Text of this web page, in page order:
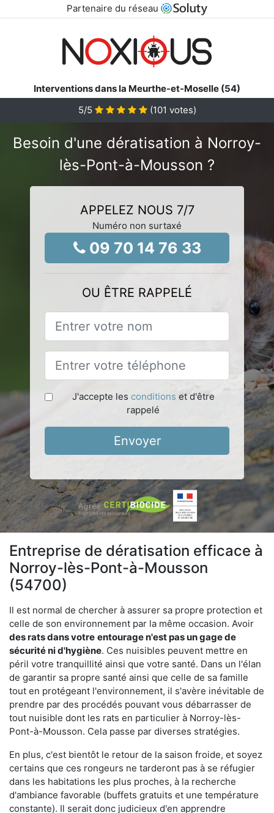
Partenaire du réseau
Interventions dans la Meurthe-et-Moselle (54)
5/5 (101 votes)
Besoin d'une dératisation à Norroy-
lès-Pont-à-Mousson ?
APPELEZ NOUS 7/7
Numéro non surtaxé
09 70 14 76 33
OU ÊTRE RAPPELÉ
J'accepte les conditions et d'être
rappelé
Envoyer
Entreprise de dératisation efficace à
Norroy-lès-Pont-à-Mousson
(54700)
Il est normal de chercher à assurer sa propre protection et
celle de son environnement par la même occasion. Avoir
des rats dans votre entourage n'est pas un gage de
sécurité ni d'hygiène. Ces nuisibles peuvent mettre en
péril votre tranquillité ainsi que votre santé. Dans un l'élan
de garantir sa propre santé ainsi que celle de sa famille
tout en protégeant l'environnement, il s'avère inévitable de
prendre par des procédés pouvant vous débarrasser de
tout nuisible dont les rats en particulier à Norroy-lès-
Pont-à-Mousson. Cela passe par diverses stratégies.
En plus, c'est bientôt le retour de la saison froide, et soyez
certains que ces rongeurs ne tarderont pas à se réfugier
dans les habitations les plus proches, à la recherche
d'ambiance favorable (buffets gratuits et une température
constante). Il serait donc judicieux d'en apprendre